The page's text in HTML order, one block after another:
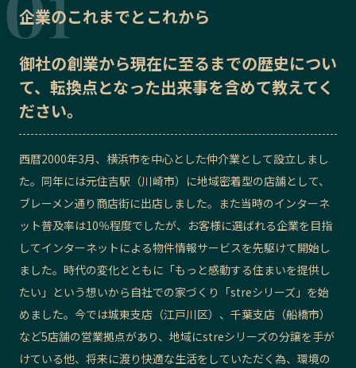
「人」から探す
記事ライター アンバサダー
お問い合わせ 会社概要
企業のこれまでとこれから
御社の創業から現在に至るまでの歴史につい
て、転換点となった出来事を含めて教えてく
ださい。
西暦2000年3月、横浜市を中心とした仲介業として設立しまし
た。同年には元住吉駅（川崎市）に地域密着型の店舗として、
ブレーメン通り商店街に出店しました。また当時のインターネ
ット普及率は10％程度でしたが、お客様に選ばれる企業を目指
してインターネットによる物件情報サービスを先駆けて開始し
ました。時代の変化とともに「もっと感動する住まいを提供し
たい」という想いから自社での家づくり「streシリーズ」を始
めました。今では城東支店（江戸川区）、千葉支店（船橋市）
など5店舗の営業拠点があり、地域にstreシリーズの分譲を手が
けている他、将来に渡り快適な生活をしていただく為、環境の